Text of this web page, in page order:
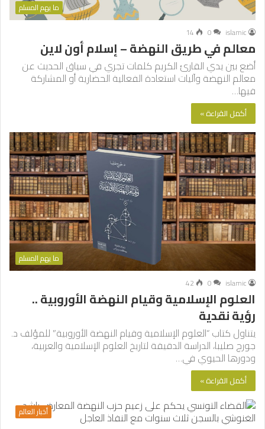
ما يهم المسلم
islamic
0
14
معالم في طريق النهضة – إسلام أون لاين
أضع بين يدي القارئ الكريم كلمات تجري في سياق الحديث عن
معالم النهضة وآليات استعادة الفعالية الحضارية أو المشاركة
فيها…
أكمل القراءة »
ما يهم المسلم
islamic
0
42
العلوم الإسلامية وقيام النهضة الأوروبية ..
رؤية نقدية
يتناول كتاب “العلوم الإسلامية وقيام النهضة الأوروبية” للمؤلف د.
جورج صليبا، الدراسة الدقيقة لتاريخ العلوم الإسلامية والعربية،
ودورها الحيوي في…
أكمل القراءة »
أخبار العالم